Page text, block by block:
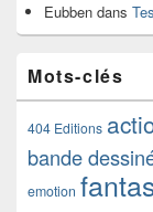
Eubben dans
Mots-clés
404 Editions
bande
emotion